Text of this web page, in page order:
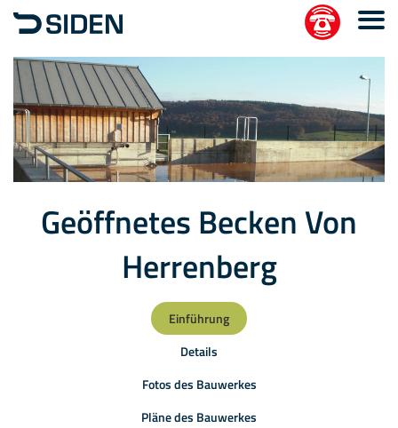
Geöffnetes Becken Von
Herrenberg
Einführung
Details
Fotos des Bauwerkes
Pläne des Bauwerkes